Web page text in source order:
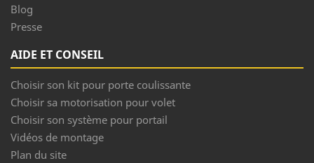
Blog
Presse
AIDE ET CONSEIL
Choisir son kit pour porte coulissante
Choisir sa motorisation pour volet
Choisir son système pour portail
Vidéos de montage
Plan du site